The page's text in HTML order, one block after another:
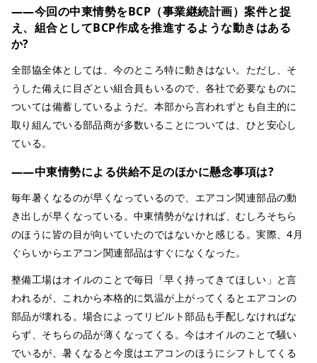
――今回の中東情勢をBCP（事業継続計画）案件と捉
え、組合としてBCP作成を推進するような動きはある
か?
全部協全体としては、今のところ特に動きはない。ただし、そ
うした備えに目ざとい組合員もいるので、各社で必要なものに
ついては備蓄しているようだ。本部から言われずとも自主的に
取り組んでいる部品商が多数いることについては、ひと安心し
ている。
――中東情勢による供給不足のほかに懸念事項は?
毎年暑くなるのが早くなっているので、エアコン関連部品の動
き出しが早くなっている。中東情勢がなければ、むしろそちら
のほうに皆の目が向いていたのではないかと感じる。実際、4月
ぐらいからエアコン関連部品はすぐになくなった。
整備工場はオイルのことで毎日「早く持ってきてほしい」と言
われるが、これから本格的に気温が上がってくるとエアコンの
部品が壊れる。場合によってリビルト部品も手配しなければな
らず、そちらの品が薄くなってくる。今はオイルのことで騒い
でいるが、暑くなると今度はエアコンのほうにシフトしてくる